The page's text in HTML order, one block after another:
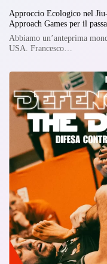
Approccio Ecologico nel
Approach Games per il
Abbiamo un’anteprima
USA. Francesco…